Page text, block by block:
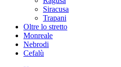
Siracusa
Trapani
Oltre lo stretto
Monreale
Nebrodi
Cefalù